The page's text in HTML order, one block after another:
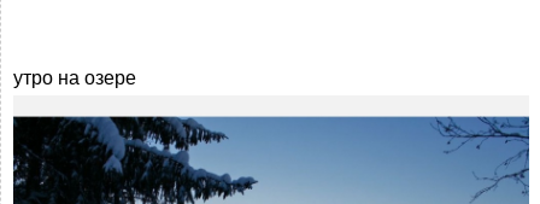
утро на озере